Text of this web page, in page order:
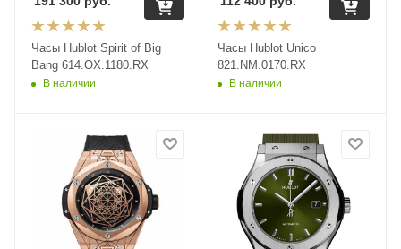
Часы Hublot Spirit of Big
Bang 614.OX.1180.RX
В наличии
Часы Hublot Unico
821.NM.0170.RX
В наличии